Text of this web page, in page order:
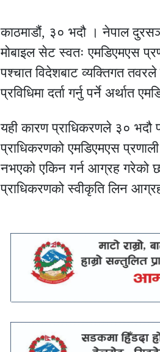
काठमाडौं, ३० भदौ । नेपाल
मोबाइल सेट स्वतः एमडिएमएस
पश्चात विदेशबाट व्यक्तिगत तवरले
प्रविधिमा दर्ता गर्नु पर्ने अर्थात
यही कारण प्राधिकरणले ३० भदौ
प्राधिकरणको एमडिएमएस
नभएको एकिन गर्न आग्रह गरेको छ
प्राधिकरणको स्वीकृति लिन